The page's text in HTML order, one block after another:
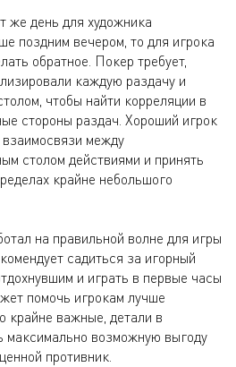
же день для художника
поздним вечером, то для игрока
обратное. Покер требует,
каждую раздачу и
чтобы найти корреляции в
стороны раздач. Хороший игрок
между
столом действиями и принять
крайне небольшого
на правильной волне для игры
садиться за игорный
и играть в первые часы
помочь игрокам лучше
крайне важные, детали в
максимально возможную выгоду
противник.